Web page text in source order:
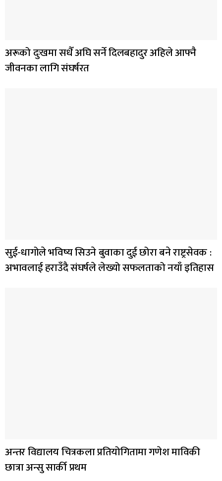
अरूको दुःखमा सधैँ अघि सर्ने दिलबहादुर अहिले आफ्नै
जीवनका लागि संघर्षरत
सुई-धागोले भविष्य सिउने बुवाका दुई छोरा बने राष्ट्रसेवक :
अभावलाई हराउँदै संघर्षले लेख्यो सफलताको नयाँ इतिहास
अन्तर विद्यालय चित्रकला प्रतियोगितामा गणेश माविकी
छात्रा अन्सु सार्की प्रथम